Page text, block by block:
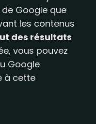
de Google que
les contenus
des résultats
vous pouvez
Google
à cette